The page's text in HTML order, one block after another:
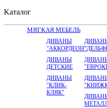
Kаталог
МЯГКАЯ МЕБЕЛЬ
ДИВАНЫ
"АККОРДЕОН"
ДИВАНЫ
ДЕТСКИЕ
ДИВАНЫ
"КЛИК-
КЛЯК"